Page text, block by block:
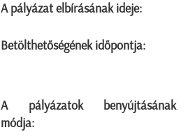
A pályázat elbírásának ideje:
Betölthetőségének időpontja:
A pályázatok benyújtásának
módja: